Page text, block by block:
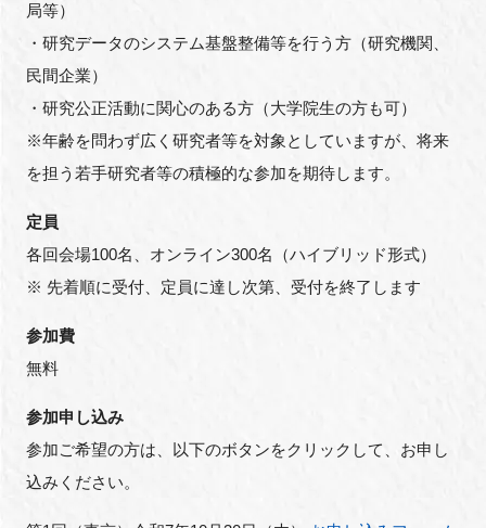
局等）
・研究データのシステム基盤整備等を行う方（研究機関、
民間企業）
・研究公正活動に関心のある方（大学院生の方も可）
※年齢を問わず広く研究者等を対象としていますが、将来
を担う若手研究者等の積極的な参加を期待します。
定員
各回会場100名、オンライン300名（ハイブリッド形式）
※ 先着順に受付、定員に達し次第、受付を終了します
参加費
無料
参加申し込み
参加ご希望の方は、以下のボタンをクリックして、お申し
込みください。